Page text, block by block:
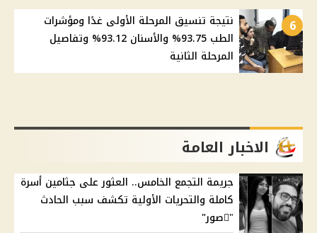
6
نتيجة تنسيق المرحلة الأولى غدًا ومؤشرات
الطب 93.75% والأسنان 93.12% وتفاصيل
المرحلة الثانية
الاخبار العامة
جريمة التجمع الخامس.. العثور على جثامين أسرة
كاملة والتحريات الأولية تكشف سبب الحادث
"ًصور"